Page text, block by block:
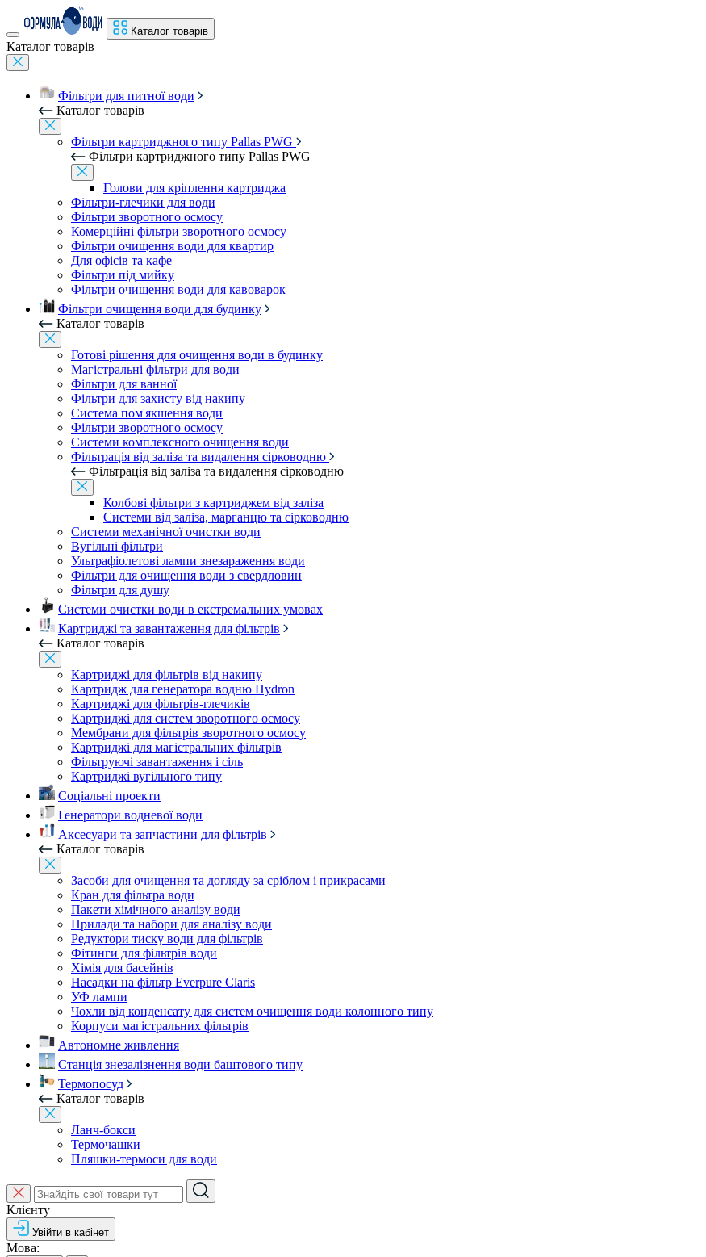
Каталог товарів
Каталог товарів
Фільтри для питної води
Каталог товарів
Фільтри картриджного типу Pallas PWG
Фільтри картриджного типу Pallas PWG
Голови для кріплення картриджа
Фільтри-глечики для води
Фільтри зворотного осмосу
Комерційні фільтри зворотного осмосу
Фільтри очищення води для квартир
Для офісів та кафе
Фільтри під мийку
Фільтри очищення води для кавоварок
Фільтри очищення води для будинку
Каталог товарів
Готові рішення для очищення води в будинку
Магістральні фільтри для води
Фільтри для ванної
Фільтри для захисту від накипу
Система пом'якшення води
Фільтри зворотного осмосу
Системи комплексного очищення води
Фільтрація від заліза та видалення сірководню
Фільтрація від заліза та видалення сірководню
Колбові фільтри з картриджем від заліза
Системи від заліза, марганцю та сірководню
Системи механічної очистки води
Вугільні фільтри
Ультрафіолетові лампи знезараження води
Фільтри для очищення води з свердловин
Фільтри для душу
Системи очистки води в екстремальних умовах
Картриджі та завантаження для фільтрів
Каталог товарів
Картриджі для фільтрів від накипу
Картридж для генератора водню Hydron
Картриджі для фільтрів-глечиків
Картриджі для систем зворотного осмосу
Мембрани для фільтрів зворотного осмосу
Картриджі для магістральних фільтрів
Фільтруючі завантаження і сіль
Картриджі вугільного типу
Соціальні проекти
Генератори водневої води
Аксесуари та запчастини для фільтрів
Каталог товарів
Засоби для очищення та догляду за сріблом і прикрасами
Кран для фільтра води
Пакети хімічного аналізу води
Прилади та набори для аналізу води
Редуктори тиску води для фільтрів
Фітинги для фільтрів води
Хімія для басейнів
Насадки на фільтр Everpure Claris
УФ лампи
Чохли від конденсату для систем очищення води колонного типу
Корпуси магістральних фільтрів
Автономне живлення
Станція знезалізнення води баштового типу
Термопосуд
Каталог товарів
Ланч-бокси
Термочашки
Пляшки-термоси для води
Клієнту
Увійти в кабінет
Мова: